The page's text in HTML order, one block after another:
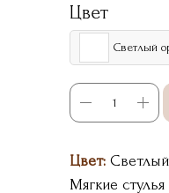
Цвет
Светлый
Цвет:
Мягкие